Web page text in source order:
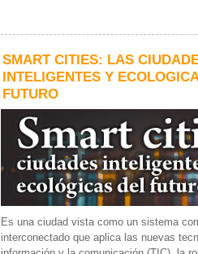
SMART CITIES: LAS
INTELIGENTES Y
FUTURO
Es una ciudad vista como un sistema
interconectado que aplica las nuevas